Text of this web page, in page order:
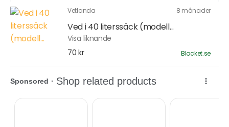
Vetlanda 8 månader
Ved i 40 literssäck (modell...
Visa liknande
70 kr
Blocket.se